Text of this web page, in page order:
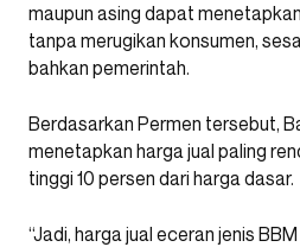
maupun asing dapat
tanpa merugikan konsumen,
bahkan pemerintah.
Berdasarkan Permen tersebut,
menetapkan harga jual paling
tinggi 10 persen dari harga dasar.
“Jadi, harga jual eceran jenis